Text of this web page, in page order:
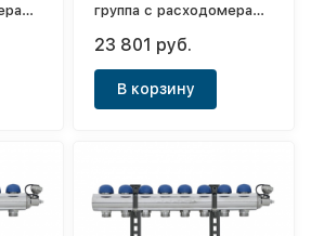
группа с расходомерами
23 801 руб.
В корзину